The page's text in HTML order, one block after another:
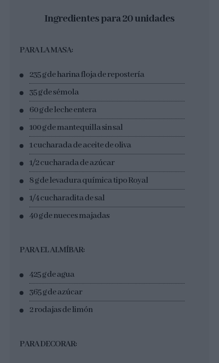
Ingredientes para 20 unidades
PARA LA MASA:
235 g de harina floja de repostería
35 g de sémola
60 g de leche entera
100 g de mantequilla sin sal
1 cucharada de aceite de oliva
1/2 cucharada de azúcar
8 g de levadura química tipo Royal
1/4 cucharadita de sal
40 g de nueces majadas
PARA EL ALMÍBAR:
425 g de agua
365 g de azúcar
2 rodajas de limón
PARA DECORAR: